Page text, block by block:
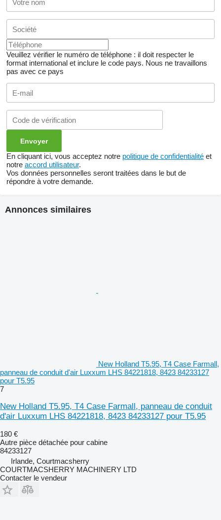
Veuillez vérifier le numéro de téléphone : il doit respecter le
format international et inclure le code pays. Nous ne travaillons
pas avec ce pays
En cliquant ici, vous acceptez notre politique de confidentialité et
notre accord utilisateur.
Vos données personnelles seront traitées dans le but de
répondre à votre demande.
Annonces similaires
New Holland T5.95, T4 Case Farmall,
panneau de conduit d'air Luxxum LHS 84221818, 8423 84233127
pour T5.95
7
New Holland T5.95, T4 Case Farmall, panneau de conduit
d'air Luxxum LHS 84221818, 8423 84233127 pour T5.95
180 €
Autre pièce détachée pour cabine
84233127
Irlande, Courtmacsherry
COURTMACSHERRY MACHINERY LTD
Contacter le vendeur